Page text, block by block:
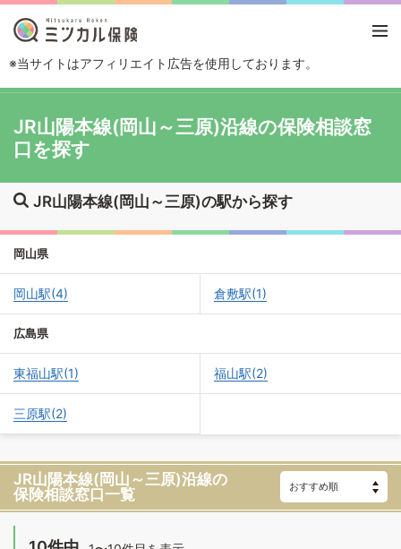
※当サイトはアフィリエイト広告を使用しております。
JR山陽本線(岡山～三原)
JR山陽本線(岡山～三原)沿線の保険相談窓
口を探す
JR山陽本線(岡山～三原)の駅から探す
岡山県
岡山駅(4) 倉敷駅(1)
広島県
東福山駅(1) 福山駅(2)
三原駅(2)
JR山陽本線(岡山～三原)沿線の
保険相談窓口一覧